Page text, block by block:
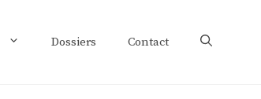
Dossiers Contact